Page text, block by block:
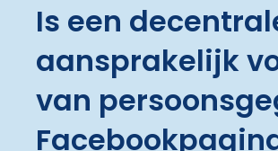
Is een
aansprakelijk
van